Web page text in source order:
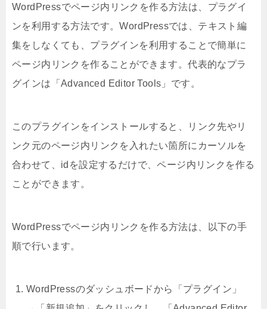
WordPressでページ内リンクを作る方法は、プラグイ
ンを利用する方法です。WordPressでは、テキスト編
集をしなくても、プラグインを利用することで簡単に
ページ内リンクを作ることができます。代表的なプラ
グインは「Advanced Editor Tools」です。
このプラグインをインストールすると、リンク先やリ
ンク元のページ内リンクを入れたい箇所にカーソルを
合わせて、idを設定するだけで、ページ内リンクを作る
ことができます。
WordPressでページ内リンクを作る方法は、以下の手
順で行います。
WordPressのダッシュボードから「プラグイン」